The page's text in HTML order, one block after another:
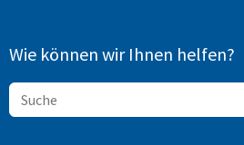
Wie können wir Ihnen helfen?